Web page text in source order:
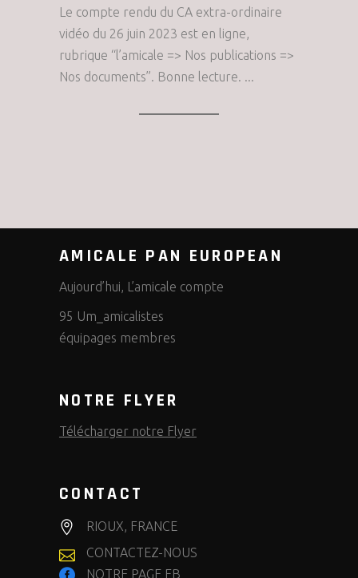
Le compte rendu du CA extra-ordinaire
vidéo du 26 juin 2023 est en ligne,
rubrique “l’amicale => Nos publications =>
Nos documents”. Bonne lecture.
AMICALE PAN EUROPEAN
Aujourd’hui, L’amicale compte
95 Um_amicalistes
équipages membres
NOTRE FLYER
Télécharger notre Flyer
CONTACT
RIOUX, FRANCE
CONTACTEZ-NOUS
NOTRE PAGE FB